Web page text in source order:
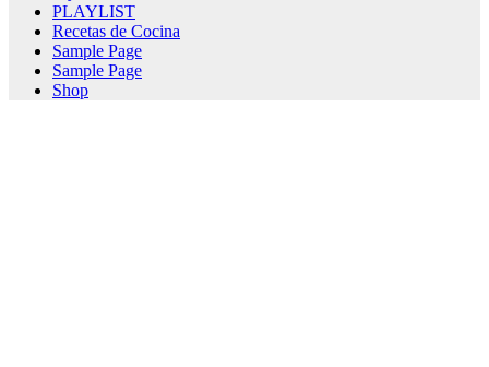
PLAYLIST
Recetas de Cocina
Sample Page
Sample Page
Shop